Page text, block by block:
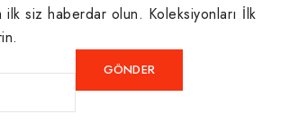
ilk siz haberdar olun. Koleksiyonları İlk